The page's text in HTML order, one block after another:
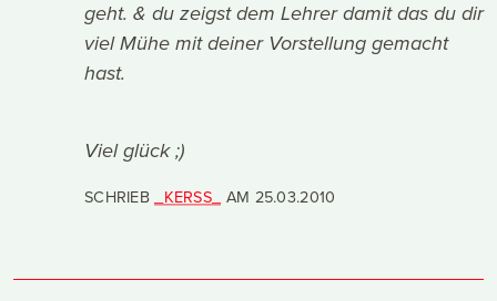
geht. & du zeigst dem Lehrer damit das du dir
viel Mühe mit deiner Vorstellung gemacht
hast.
Viel glück ;)
SCHRIEB _KERSS_ AM 25.03.2010